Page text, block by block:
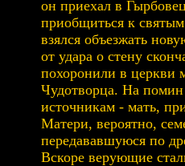
он приехал в
приобщиться к
взялся объезжать
от удара о стену
похоронили в церкви
Чудотворца. На
источникам - мать,
Матери, вероятно,
передававшуюся по
Вскоре верующие